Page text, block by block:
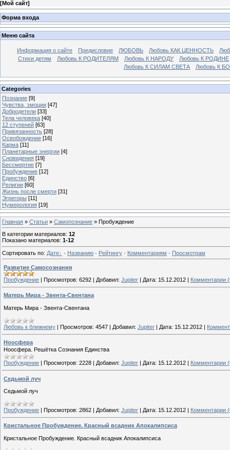
[Мой сайт]
Форма входа
Меню сайта
Информация о сайте Предисловие ЛЮБОВЬ Любовь КАК ЦЕННОСТЬ
Стихи детям
Любовь К РОДИТЕЛЯМ Любовь К НАРОДУ
Любовь К РОДИНЕ
Любовь К СИЛАМ СВЕТА
Любовь К
Categories
Познание [9]
Чувства, эмоции [47]
Добродетели [33]
Тела человека [40]
12 ступеней [63]
Привязанность [28]
Освобождение [16]
Карма [11]
Планетарные энергии [4]
Cновидения [19]
Бессмертие [7]
Пробуждение [12]
Единство [6]
Религии [60]
Жизнь после смерти [31]
Эгрегоры [11]
Нумерология [19]
Главная » Статьи » Самопознание » Пробуждение
В категории материалов: 12
Показано материалов: 1-12
Сортировать по: Дате · Названию · Рейтингу · Комментариям · Просмотрам
Развитие Самосознания
Пробуждение | Просмотров: 6292 | Добавил: Jupiter | Дата: 15.12.2012 | Комментарии
Матерь Мира - Звента-Свентана
Матерь Мира - Звента-Свентана
Любовь к ближнему | Просмотров: 4547 | Добавил: Jupiter | Дата: 15.12.2012 |
Ноосфера
Ноосфера. Решётка Сознания Единства
Пробуждение | Просмотров: 2228 | Добавил: Jupiter | Дата: 15.12.2012 | Комментарии
Седьмой луч
Седьмой луч
Пробуждение | Просмотров: 2862 | Добавил: Jupiter | Дата: 15.12.2012 | Комментарии
Кристальное Пробуждение. Красный всадник Апокалипсиса
Кристальное Пробуждение. Красный всадник Апокалипсиса